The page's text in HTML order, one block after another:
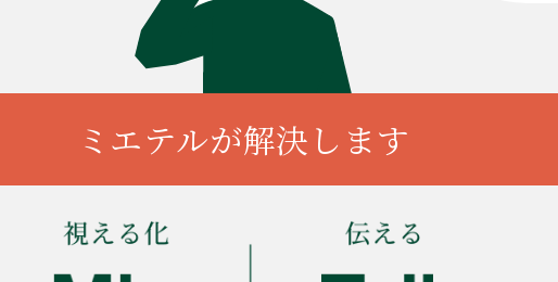
ミエテルが解決します